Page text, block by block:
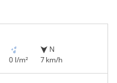
0 l/m²
N
7 km/h